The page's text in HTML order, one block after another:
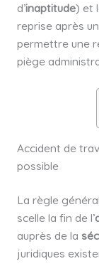
d’inaptitude) et
reprise après un
permettre une
piège
Accident de
possible
La règle
scelle la fin de l’
auprès de la
juridiques